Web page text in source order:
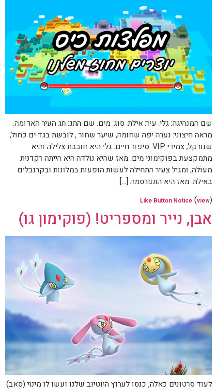
שם המנהיגה: גלי. עיר: אילת. סוג: מים. שם התג: תג העיר האדומה.
מראה חיצוני: נערה יפה שחומה, שיער שחור , לובשת בגד ים כחול,
שנורקל, צמידי VIP. סיפור חיים: גלי היא חובבת צלילה והיא
מתמקצעת בפוקימוני מים. מאז שהיא נולדה היא הייתה רקדנית
מעולה, ומגיל צעיר התחילה לעשות הופעות במלונות ובקרנבלים
באילת. מאז היא התפרסמה […]
Like Button Notice (view)
אבן, נייר ומספריט! (פוקימון גו)
לעוד סרטונים כאלה, כנסו לערוץ היוטיוב שלנו ועשו לו מינוי (סאב)